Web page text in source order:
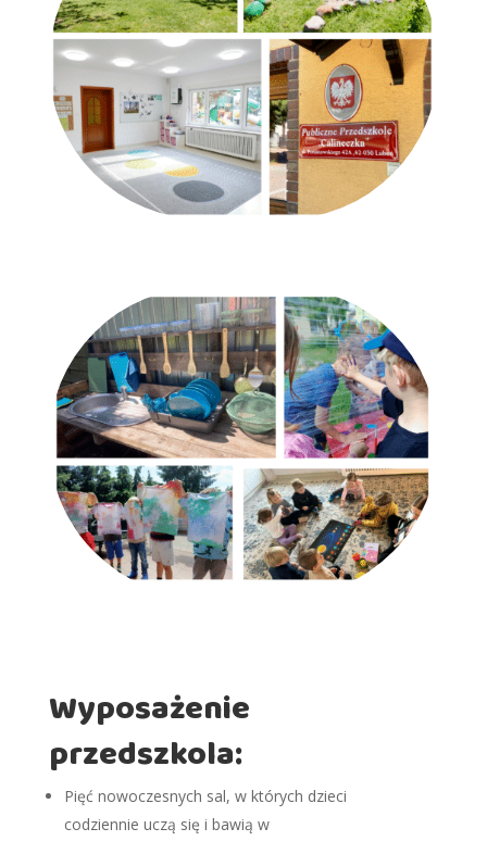
Wyposażenie
przedszkola:
Pięć nowoczesnych sal, w których dzieci
codziennie uczą się i bawią w